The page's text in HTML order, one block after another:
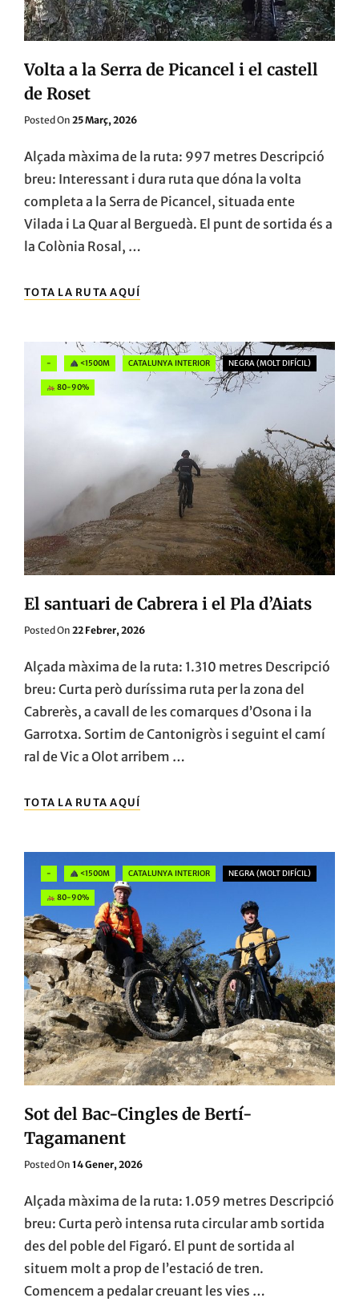
Volta a la Serra de Picancel i el castell
de Roset
Posted On Posted
25 Març, 2026
Alçada màxima de la ruta: 997 metres Descripció
breu: Interessant i dura ruta que dóna la volta
completa a la Serra de Picancel, situada ente
Vilada i La Quar al Berguedà. El punt de sortida és a
la Colònia Rosal, …
TOTA LA RUTA AQUÍ
A
DE
PICANCEL
Categories
- <1500M CATALUNYA INTERIOR NEGRA (MOLT DIFÍCIL)
80-90%
El santuari de Cabrera i el Pla d’Aiats
Posted On Posted
22 Febrer, 2026
Alçada màxima de la ruta: 1.310 metres Descripció
breu: Curta però duríssima ruta per la zona del
Cabrerès, a cavall de les comarques d’Osona i la
Garrotxa. Sortim de Cantonigròs i seguint el camí
ral de Vic a Olot arribem …
TOTA LA RUTA AQUÍ
SANTUARI
EL
Categories
- <1500M CATALUNYA INTERIOR NEGRA (MOLT DIFÍCIL)
80-90%
Sot del Bac-Cingles de Bertí-
Tagamanent
Posted On Posted
14 Gener, 2026
Alçada màxima de la ruta: 1.059 metres Descripció
breu: Curta però intensa ruta circular amb sortida
des del poble del Figaró. El punt de sortida al
situem molt a prop de l’estació de tren.
Comencem a pedalar creuant les vies …